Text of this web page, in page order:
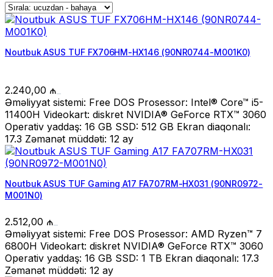
Noutbuk ASUS TUF FX706HM-HX146 (90NR0744-M001K0)
2.240,00 ₼
Əməliyyat sistemi: Free DOS Prosessor: Intel® Core™ i5-
11400H Videokart: diskret NVIDIA® GeForce RTX™ 3060
Operativ yaddaş: 16 GB SSD: 512 GB Ekran diaqonalı:
17.3 Zəmanət müddəti: 12 ay
Noutbuk ASUS TUF Gaming A17 FA707RM-HX031 (90NR0972-
M001N0)
2.512,00 ₼
Əməliyyat sistemi: Free DOS Prosessor: AMD Ryzen™ 7
6800H Videokart: diskret NVIDIA® GeForce RTX™ 3060
Operativ yaddaş: 16 GB SSD: 1 TB Ekran diaqonalı: 17.3
Zəmanət müddəti: 12 ay